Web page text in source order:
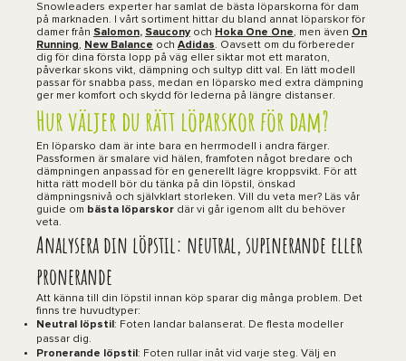
Snowleaders experter har samlat de bästa löparskorna för dam
på marknaden. I vårt sortiment hittar du bland annat löparskor för
damer från Salomon, Saucony och Hoka One One, men även On
Running, New Balance och Adidas. Oavsett om du förbereder
dig för dina första lopp på väg eller siktar mot ett maraton,
påverkar skons vikt, dämpning och sultyp ditt val. En lätt modell
passar för snabba pass, medan en löparsko med extra dämpning
ger mer komfort och skydd för lederna på längre distanser.
Hur väljer du rätt löparskor för dam?
En löparsko dam är inte bara en herrmodell i andra färger.
Passformen är smalare vid hälen, framfoten något bredare och
dämpningen anpassad för en generellt lägre kroppsvikt. För att
hitta rätt modell bör du tänka på din löpstil, önskad
dämpningsnivå och självklart storleken. Vill du veta mer? Läs vår
guide om bästa löparskor där vi går igenom allt du behöver
veta.
Analysera din löpstil: neutral, supinerande eller
pronerande
Att känna till din löpstil innan köp sparar dig många problem. Det
finns tre huvudtyper:
Neutral löpstil : Foten landar balanserat. De flesta modeller
passar dig.
Pronerande löpstil : Foten rullar inåt vid varje steg. Välj en